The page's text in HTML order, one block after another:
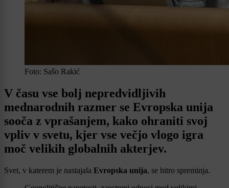
Foto: Sašo Rakić
V času vse bolj nepredvidljivih
mednarodnih razmer se Evropska unija
sooča z vprašanjem, kako ohraniti svoj
vpliv v svetu, kjer vse večjo vlogo igra
moč velikih globalnih akterjev.
Svet, v katerem je nastajala Evropska unija, se hitro spreminja.